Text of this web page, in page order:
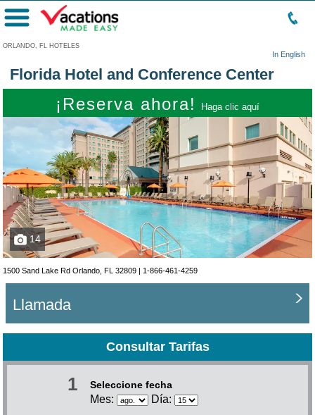
ORLANDO, FL HOTELES
In English
Menú
Florida Hotel and Conference Center
¡Reserva ahora! Haga clic aquí
14
1500 Sand Lake Rd Orlando, FL 32809 | 1-866-461-4259
Llamada
Consultar Tarifas
1 Seleccione fecha
Mes: Día: